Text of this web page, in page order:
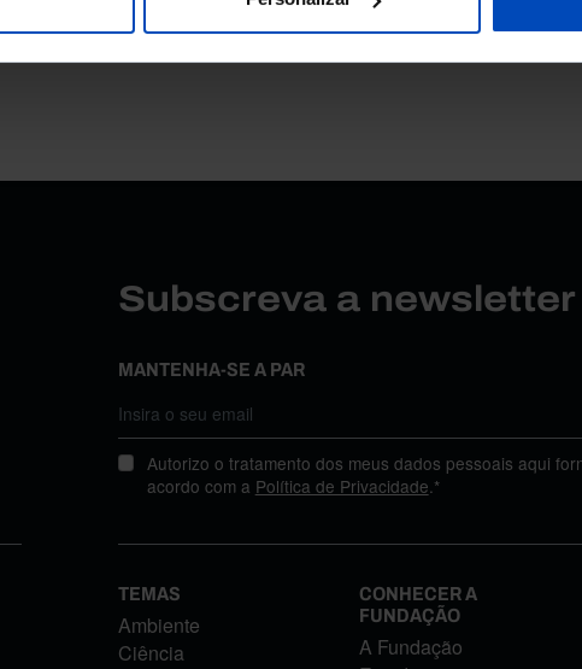
Subscreva a
MANTENHA-SE A PAR
Autorizo o tratamento dos meus dados pessoais aqui
acordo com a Política de Privacidade.*
TEMAS
Ambiente
Ciência
CONHECER A
FUNDAÇÃO
A Fundação